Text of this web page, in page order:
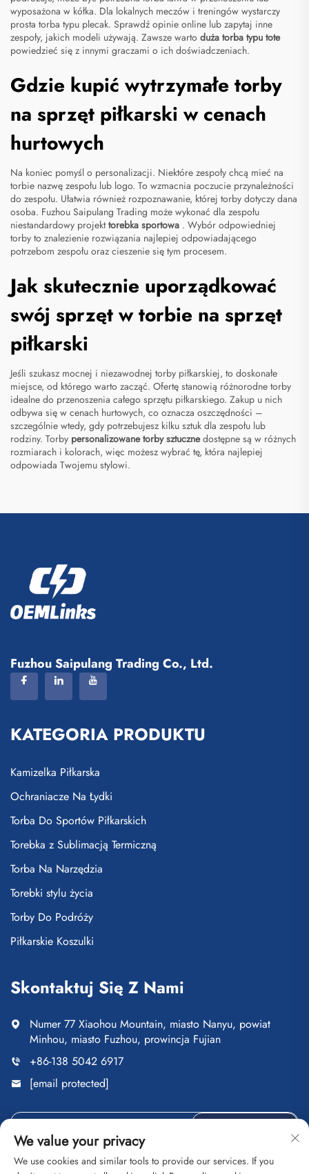
wyposażona w kółka. Dla lokalnych meczów i treningów wystarczy
prosta torba typu plecak. Sprawdź opinie online lub zapytaj inne
zespoły, jakich modeli używają. Zawsze warto duża torba typu tote
powiedzieć się z innymi graczami o ich doświadczeniach.
Gdzie kupić wytrzymałe torby
na sprzęt piłkarski w cenach
hurtowych
Na koniec pomyśl o personalizacji. Niektóre zespoły chcą mieć na
torbie nazwę zespołu lub logo. To wzmacnia poczucie przynależności
do zespołu. Ułatwia również rozpoznawanie, której torby dotyczy dana
osoba. Fuzhou Saipulang Trading może wykonać dla zespołu
niestandardowy projekttorebka sportowa . Wybór odpowiedniej
torby to znalezienie rozwiązania najlepiej odpowiadającego
potrzebom zespołu oraz cieszenie się tym procesem.
Jak skutecznie uporządkować
swój sprzęt w torbie na sprzęt
piłkarski
Jeśli szukasz mocnej i niezawodnej torby piłkarskiej, to doskonałe
miejsce, od którego warto zacząć. Ofertę stanowią różnorodne torby
idealne do przenoszenia całego sprzętu piłkarskiego. Zakup u nich
odbywa się w cenach hurtowych, co oznacza oszczędności –
szczególnie wtedy, gdy potrzebujesz kilku sztuk dla zespołu lub
rodziny. Torby personalizowane torby sztucznedostępne są w różnych
rozmiarach i kolorach, więc możesz wybrać tę, która najlepiej
odpowiada Twojemu stylowi.
Fuzhou Saipulang Trading Co., Ltd.
KATEGORIA PRODUKTU
Kamizelka Piłkarska
Ochraniacze Na Łydki
Torba Do Sportów Piłkarskich
Torebka z Sublimacją Termiczną
Torba Na Narzędzia
Torebki stylu życia
Torby Do Podróży
Piłkarskie Koszulki
Skontaktuj Się Z Nami
Numer 77 Xiaohou Mountain, miasto Nanyu, powiat
Minhou, miasto Fuzhou, prowincja Fujian
+86-138 5042 6917
[email protected]
We value your privacy
We use cookies and similar tools to provide our services. If you